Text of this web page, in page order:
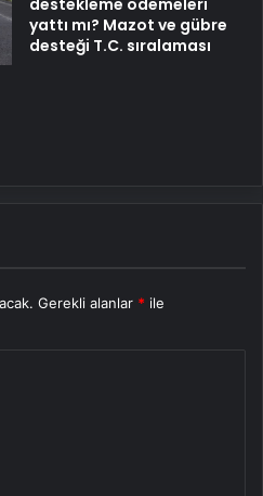
destekleme ödemeleri
yattı mı? Mazot ve gübre
desteği T.C. sıralaması
Gerekli alanlar * ile